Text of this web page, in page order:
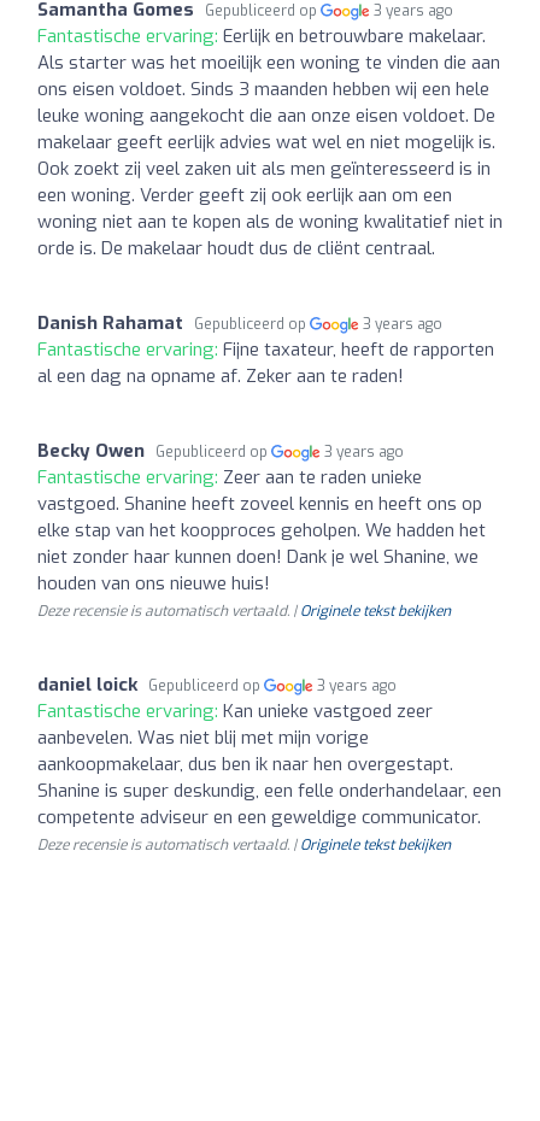
Samantha Gomes Gepubliceerd op 3 years ago
Fantastische ervaring: Eerlijk en betrouwbare makelaar.
Als starter was het moeilijk een woning te vinden die aan
ons eisen voldoet. Sinds 3 maanden hebben wij een hele
leuke woning aangekocht die aan onze eisen voldoet. De
makelaar geeft eerlijk advies wat wel en niet mogelijk is.
Ook zoekt zij veel zaken uit als men geïnteresseerd is in
een woning. Verder geeft zij ook eerlijk aan om een
woning niet aan te kopen als de woning kwalitatief niet in
orde is. De makelaar houdt dus de cliënt centraal.
Danish Rahamat Gepubliceerd op 3 years ago
Fantastische ervaring: Fijne taxateur, heeft de rapporten
al een dag na opname af. Zeker aan te raden!
Becky Owen Gepubliceerd op 3 years ago
Fantastische ervaring: Zeer aan te raden unieke
vastgoed. Shanine heeft zoveel kennis en heeft ons op
elke stap van het koopproces geholpen. We hadden het
niet zonder haar kunnen doen! Dank je wel Shanine, we
houden van ons nieuwe huis!
Deze recensie is automatisch vertaald. |Originele tekst bekijken
daniel loick Gepubliceerd op 3 years ago
Fantastische ervaring: Kan unieke vastgoed zeer
aanbevelen. Was niet blij met mijn vorige
aankoopmakelaar, dus ben ik naar hen overgestapt.
Shanine is super deskundig, een felle onderhandelaar, een
competente adviseur en een geweldige communicator.
Deze recensie is automatisch vertaald. |Originele tekst bekijken